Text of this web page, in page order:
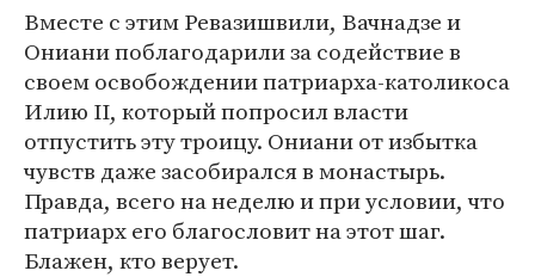
Вместе с этим Ревазишвили, Вачнадзе и
Ониани поблагодарили за содействие в
своем освобождении патриарха-католикоса
Илию II, который попросил власти
отпустить эту троицу. Ониани от избытка
чувств даже засобирался в монастырь.
Правда, всего на неделю и при условии, что
патриарх его благословит на этот шаг.
Блажен, кто верует.